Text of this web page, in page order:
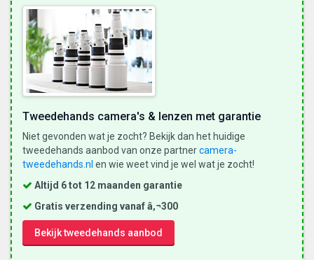
gebruiker
Tweedehands camera's & lenzen met garantie
Niet gevonden wat je zocht? Bekijk dan het huidige
tweedehands aanbod van onze partnercamera-
tweedehands.nl en wie weet vind je wel wat je zocht!
Altijd 6 tot 12 maanden garantie
Gratis verzending vanaf â‚¬300
Bekijk tweedehands aanbod